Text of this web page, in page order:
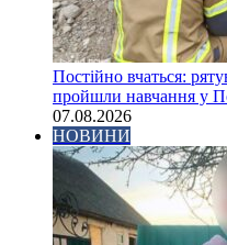
Постійно вчаться:
пройшли навчання у
07.08.2026
НОВИНИ